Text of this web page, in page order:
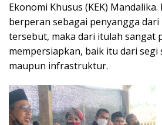
Ekonomi Khusus (KEK)
berperan sebagai penyangga dari
tersebut, maka dari itulah sangat
mempersiapkan, baik itu dari segi
maupun infrastruktur.